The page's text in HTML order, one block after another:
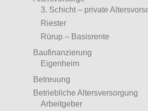
3. Schicht – private
Riester
Rürup – Basisrente
Baufinanzierung
Eigenheim
Betreuung
Betriebliche Altersversorgung
Arbeitgeber